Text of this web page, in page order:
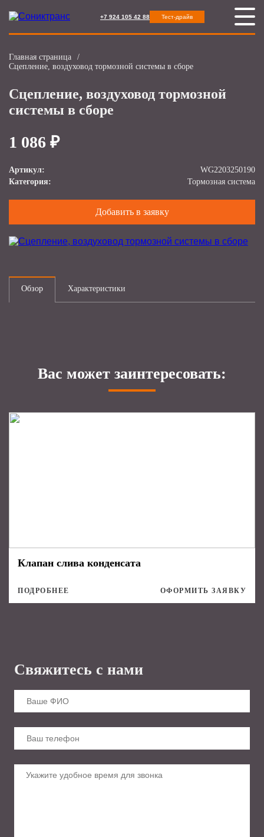
+7 924 105 42 88 Тест-драйв
Главная страница
/
Сцепление, воздуховод тормозной системы в сборе
Сцепление, воздуховод тормозной
системы в сборе
1 086 ₽
Артикул:
WG2203250190
Категория:
Тормозная система
Добавить в заявку
Обзор Характеристики
Вас может заинтересовать:
Клапан слива конденсата
ПОДРОБНЕЕ ОФОРМИТЬ ЗАЯВКУ
Свяжитесь с нами